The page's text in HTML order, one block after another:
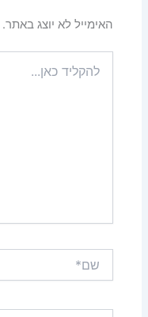
האימייל לא יוצג באתר.
כאן...